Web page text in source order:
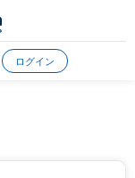
ログイン